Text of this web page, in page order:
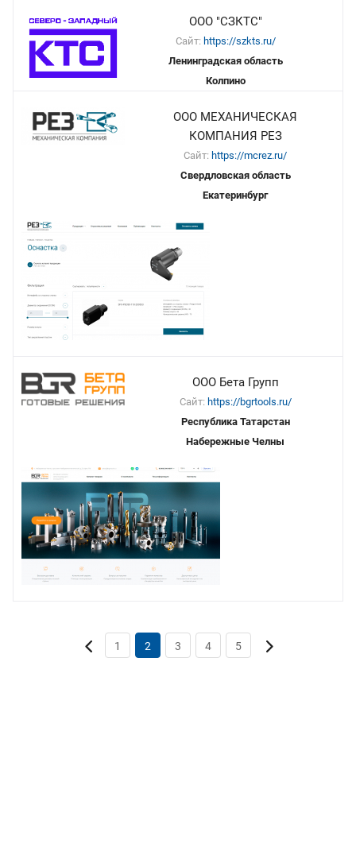
ООО "СЗКТС"
Сайт: https://szkts.ru/
Ленинградская область
Колпино
ООО МЕХАНИЧЕСКАЯ
КОМПАНИЯ РЕЗ
Сайт: https://mcrez.ru/
Свердловская область
Екатеринбург
ООО Бета Групп
Сайт: https://bgrtools.ru/
Республика Татарстан
Набережные Челны
1 2 3 4 5